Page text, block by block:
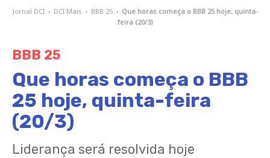
Jornal DCI › DCI Mais › BBB 25 › Que horas começa o BBB 25 hoje, quinta-
feira (20/3)
BBB 25
Que horas começa o BBB
25 hoje, quinta-feira
(20/3)
Liderança será resolvida hoje